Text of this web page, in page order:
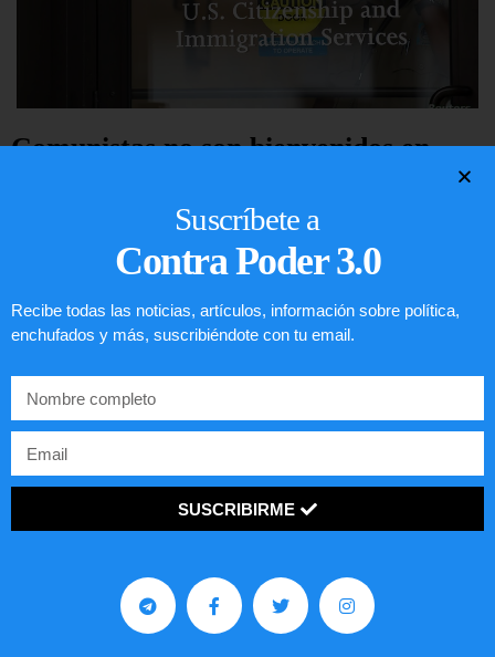
Comunistas no son bienvenidos en
Preguntas frecuentes sobre la visa
Suscríbete a
Contra Poder 3.0
Recibe todas las noticias, artículos, información sobre política,
enchufados y más, suscribiéndote con tu email.
SUSCRIBIRME